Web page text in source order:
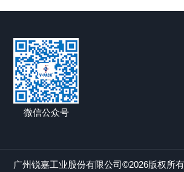
微信公众号
广州锐嘉工业股份有限公司©2026版权